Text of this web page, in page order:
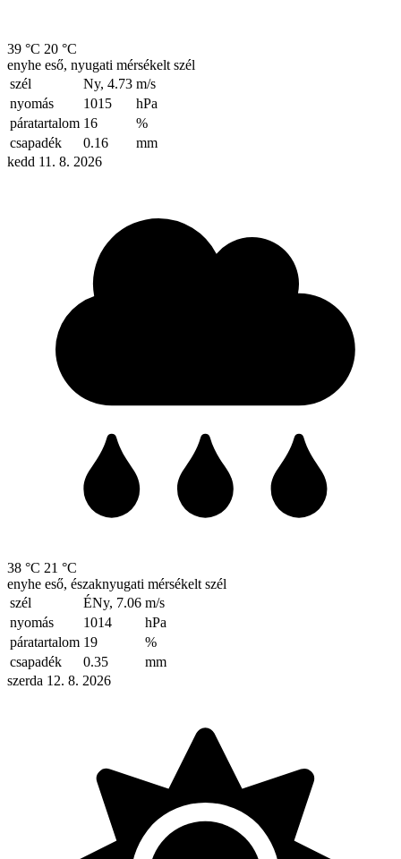
39 °C 20 °C
enyhe eső, nyugati mérsékelt szél
szél
Ny, 4.73 m/s
nyomás
1015
hPa
páratartalom 16
%
csapadék
0.16
mm
kedd 11. 8. 2026
38 °C 21 °C
enyhe eső, északnyugati mérsékelt szél
szél
ÉNy, 7.06 m/s
nyomás
1014
hPa
páratartalom 19
%
csapadék
0.35
mm
szerda 12. 8. 2026